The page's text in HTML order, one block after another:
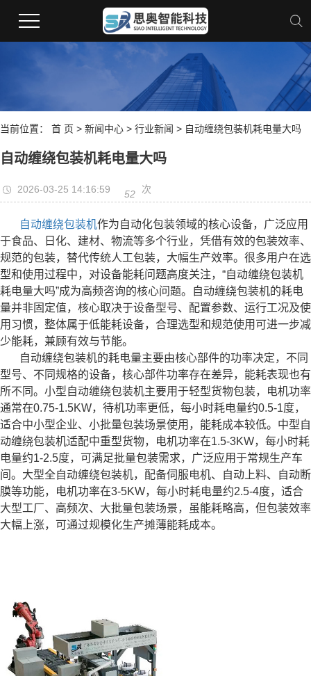
当前位置： 首 页 > 新闻中心 > 行业新闻 > 自动缠绕包装机耗电量大吗
自动缠绕包装机耗电量大吗
2026-03-25 14:16:59 52 次
自动缠绕包装机作为自动化包装领域的核心设备，广泛应用
于食品、日化、建材、物流等多个行业，凭借有效的包装效率、
规范的包装，替代传统人工包装，大幅生产效率。很多用户在选
型和使用过程中，对设备能耗问题高度关注，“自动缠绕包装机
耗电量大吗”成为高频咨询的核心问题。自动缠绕包装机的耗电
量并非固定值，核心取决于设备型号、配置参数、运行工况及使
用习惯，整体属于低能耗设备，合理选型和规范使用可进一步减
少能耗，兼顾有效与节能。
自动缠绕包装机的耗电量主要由核心部件的功率决定，不同
型号、不同规格的设备，核心部件功率存在差异，能耗表现也有
所不同。小型自动缠绕包装机主要用于轻型货物包装，电机功率
通常在0.75-1.5KW，待机功率更低，每小时耗电量约0.5-1度，
适合中小型企业、小批量包装场景使用，能耗成本较低。中型自
动缠绕包装机适配中重型货物，电机功率在1.5-3KW，每小时耗
电量约1-2.5度，可满足批量包装需求，广泛应用于常规生产车
间。大型全自动缠绕包装机，配备伺服电机、自动上料、自动断
膜等功能，电机功率在3-5KW，每小时耗电量约2.5-4度，适合
大型工厂、高频次、大批量包装场景，虽能耗略高，但包装效率
大幅上涨，可通过规模化生产摊薄能耗成本。